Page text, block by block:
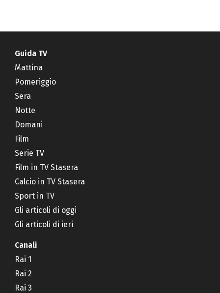
Guida TV
Mattina
Pomeriggio
Sera
Notte
Domani
Film
Serie TV
Film in TV Stasera
Calcio in TV Stasera
Sport in TV
Gli articoli di oggi
Gli articoli di ieri
Canali
Rai 1
Rai 2
Rai 3